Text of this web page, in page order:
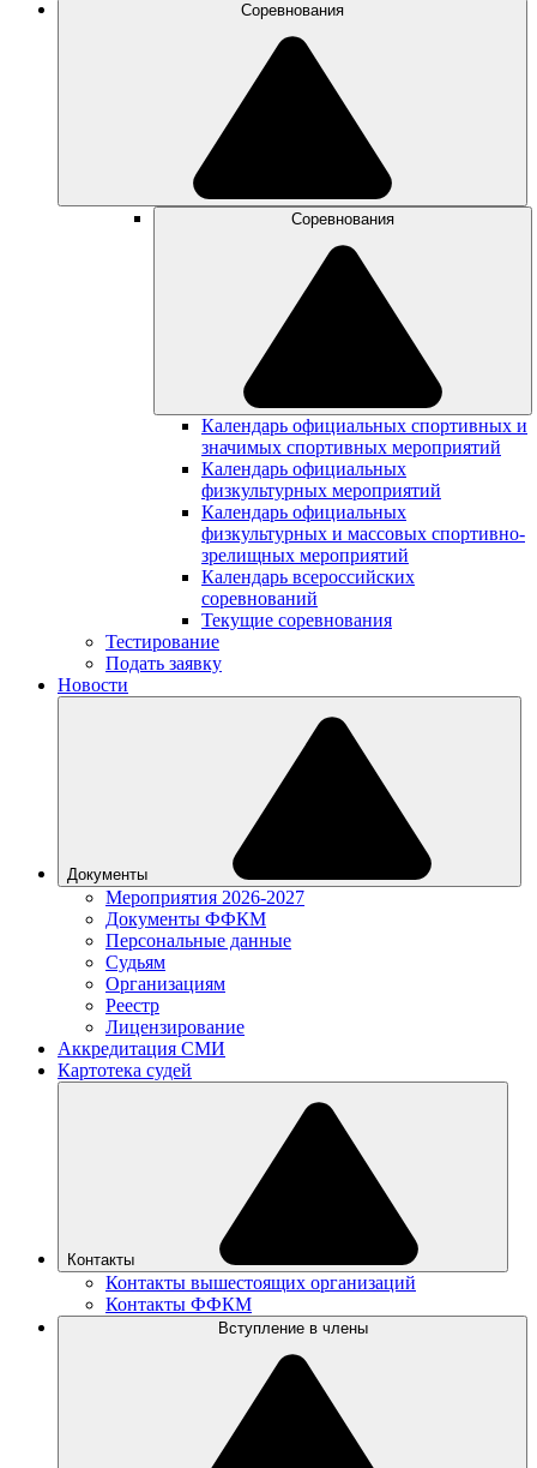
Соревнования
Соревнования
Календарь официальных спортивных и
значимых спортивных мероприятий
Календарь официальных
физкультурных мероприятий
Календарь официальных
физкультурных и массовых спортивно-
зрелищных мероприятий
Календарь всероссийских
соревнований
Текущие соревнования
Тестирование
Подать заявку
Новости
Документы
Мероприятия 2026-2027
Документы ФФКМ
Персональные данные
Судьям
Организациям
Реестр
Лицензирование
Аккредитация СМИ
Картотека судей
Контакты
Контакты вышестоящих организаций
Контакты ФФКМ
Вступление в члены